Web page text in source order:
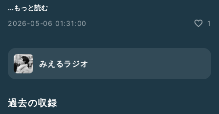
三大欲求に
行動で応える
自分への信頼を増し
余裕が生まれるコツ
https://lin.ee/VPArUdt
---
...もっと読む
2026-05-06 01:31:00
1
みえるラジオ
過去の収録